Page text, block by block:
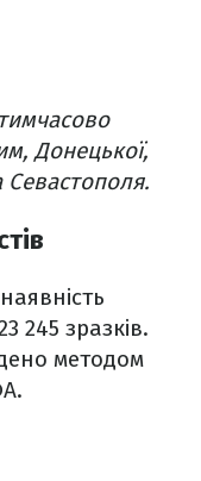
тимчасово
Донецької,
Севастополя.
245 зразків.
методом